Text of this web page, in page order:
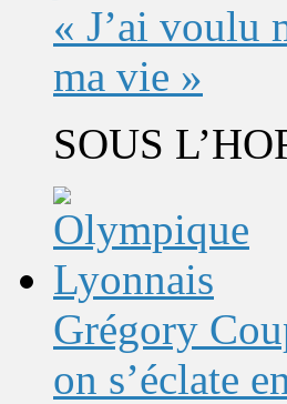
« J’ai voulu
ma vie »
SOUS
Grégory
on s’éclate